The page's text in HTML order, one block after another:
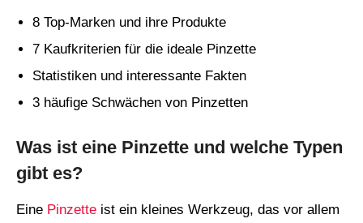
8 Top-Marken und ihre Produkte
7 Kaufkriterien für die ideale Pinzette
Statistiken und interessante Fakten
3 häufige Schwächen von Pinzetten
Was ist eine Pinzette und welche Typen
gibt es?
Eine Pinzette ist ein kleines Werkzeug, das vor allem